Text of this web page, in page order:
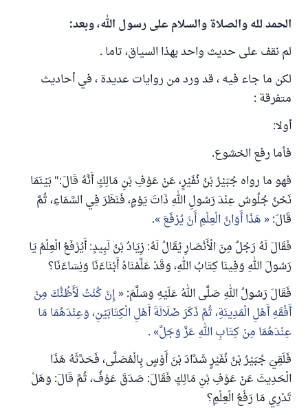
الحمد لله والصلاة والسلام على رسول الله، وبعد:
لم نقف على حديث واحد بهذا السياق، تاما .
لكن ما جاء فيه ، قد ورد من روايات عديدة ، في أحاديث
متفرقة :
أولا:
فأما رفع الخشوع.
فهو ما رواه جُبَيْرُ بْنُ نُفَيْرٍ، عَنْ عَوْفِ بْنِ مَالِكٍ أَنَّهُ قَالَ:" بَيْنَمَا
نَحْنُ جُلُوسٌ عِنْدَ رَسُولِ اللهِ ذَاتَ يَوْمٍ، فَنَظَرَ فِي السَّمَاءِ، ثُمَّ
قَالَ: هَذَا أَوَانُ الْعِلْمِ أَنْ يُرْفَعَ .
فَقَالَ لَهُ رَجُلٌ مِنَ الْأَنْصَارِ يُقَالُ لَهُ: زِيَادُ بْنُ لَبِيدٍ: أَيُرْفَعُ الْعِلْمُ يَا
رَسُولَ اللهِ وَفِينَا كِتَابُ اللهِ، وَقَدْ عَلَّمْنَاهُ أَبْنَاءَنَا وَنِسَاءَنَا؟
فَقَالَ رَسُولُ اللهِ صَلَّى اللهُ عَلَيْهِ وَسَلَّمَ: إِنْ كُنْتُ لَأَظُنُّكَ مِنْ
أَفْقَهِ أَهْلِ الْمَدِينَةِ، ثُمَّ ذَكَرَ ضَلَالَةَ أَهْلِ الْكِتَابَيْنِ، وَعِنْدَهُمَا مَا
عِنْدَهُمَا مِنْ كِتَابِ اللهِ عَزَّ وَجَلَّ .
فَلَقِيَ جُبَيْرُ بْنُ نُفَيْرٍ شَدَّادَ بْنَ أَوْسٍ بِالْمُصَلَّى، فَحَدَّثَهُ هَذَا
الْحَدِيثَ عَنْ عَوْفِ بْنِ مَالِكٍ فَقَالَ: صَدَقَ عَوْفٌ، ثُمَّ قَالَ: وَهَلْ
تَدْرِي مَا رَفْعُ الْعِلْمِ؟